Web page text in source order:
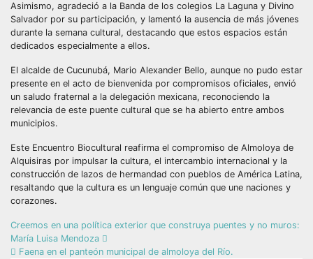
Asimismo, agradeció a la Banda de los colegios La Laguna y Divino
Salvador por su participación, y lamentó la ausencia de más jóvenes
durante la semana cultural, destacando que estos espacios están
dedicados especialmente a ellos.
El alcalde de Cucunubá, Mario Alexander Bello, aunque no pudo estar
presente en el acto de bienvenida por compromisos oficiales, envió
un saludo fraternal a la delegación mexicana, reconociendo la
relevancia de este puente cultural que se ha abierto entre ambos
municipios.
Este Encuentro Biocultural reafirma el compromiso de Almoloya de
Alquisiras por impulsar la cultura, el intercambio internacional y la
construcción de lazos de hermandad con pueblos de América Latina,
resaltando que la cultura es un lenguaje común que une naciones y
corazones.
Creemos en una política exterior que construya puentes y no muros:
María Luisa Mendoza
Faena en el panteón municipal de almoloya del Río.